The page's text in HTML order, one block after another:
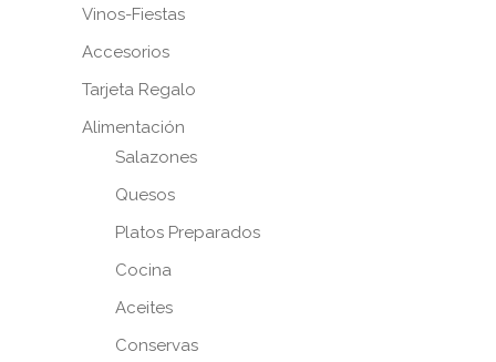
Vinos-Fiestas
Accesorios
Tarjeta Regalo
Alimentación
Salazones
Quesos
Platos Preparados
Cocina
Aceites
Conservas